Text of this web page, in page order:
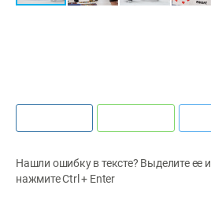
Нашли ошибку в тексте? Выделите ее и
нажмите Ctrl + Enter